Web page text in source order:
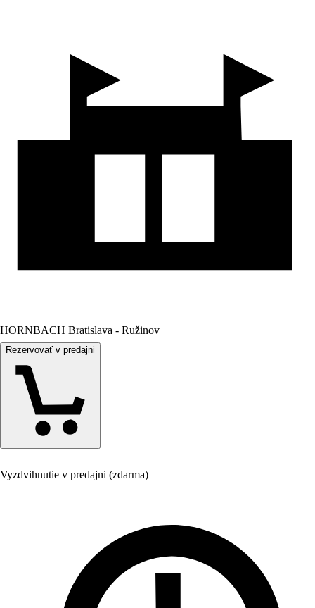
HORNBACH Bratislava - Ružinov
Rezervovať v predajni
Vyzdvihnutie v predajni (zdarma)